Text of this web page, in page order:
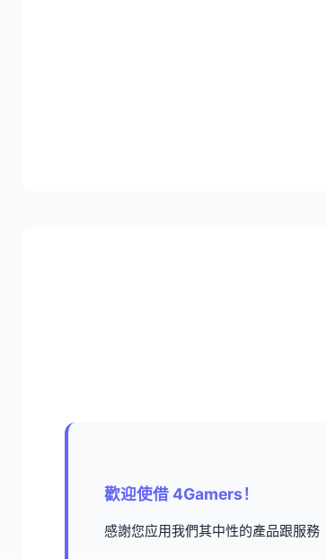
歡迎使借 4Gamers！
感謝您应用我們其中性的產品跟服務